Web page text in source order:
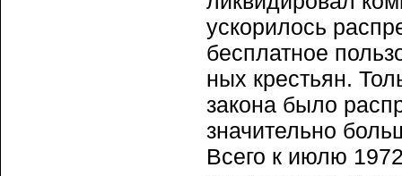
ускорилось
бесплатное
ных крестьян.
закона было
значительно
Всего к июлю